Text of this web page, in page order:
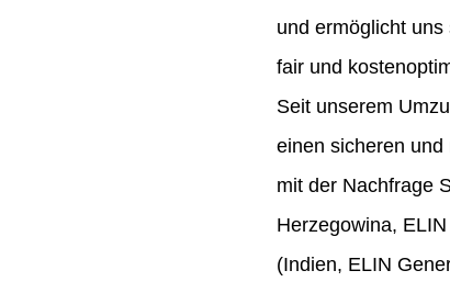
und ermöglicht
fair und
Seit unserem
einen sicheren
mit der Nachfrage
Herzegowina,
(Indien, ELIN